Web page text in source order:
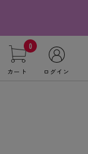
0
カート ログイン